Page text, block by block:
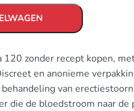
120 zonder recept kopen,
en anonieme
van
die de bloedstroom naar de